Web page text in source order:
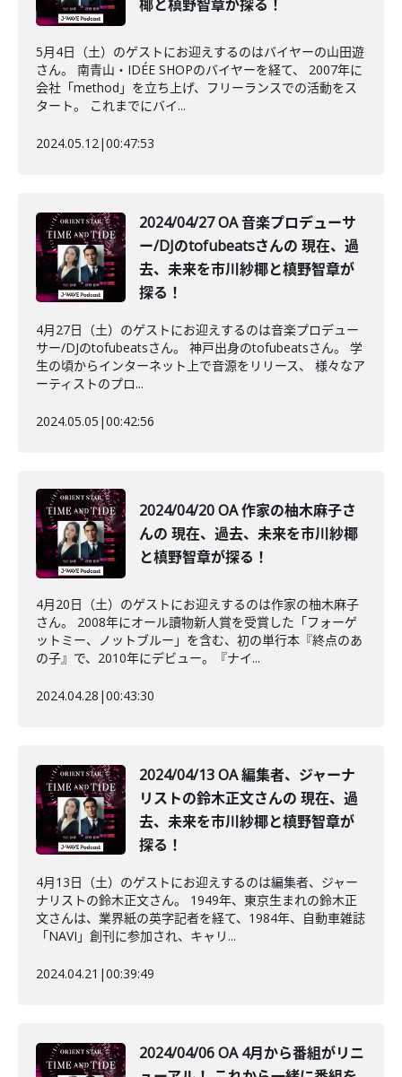
椰と槙野智章が探る！
5月4日（土）のゲストにお迎えするのはバイヤーの山田遊
さん。 南青山・IDÉE SHOPのバイヤーを経て、 2007年に
会社「method」を立ち上げ、フリーランスでの活動をス
タート。 これまでにバイ...
2024.05.12|00:47:53
2024/04/27 OA 音楽プロデューサ
ー/DJのtofubeatsさんの 現在、過
去、未来を市川紗椰と槙野智章が
探る！
4月27日（土）のゲストにお迎えするのは音楽プロデュー
サー/DJのtofubeatsさん。 神戸出身のtofubeatsさん。 学
生の頃からインターネット上で音源をリリース、 様々なア
ーティストのプロ...
2024.05.05 |00:42:56
2024/04/20 OA 作家の柚木麻子さ
んの 現在、過去、未来を市川紗椰
と槙野智章が探る！
4月20日（土）のゲストにお迎えするのは作家の柚木麻子
さん。 2008年にオール讀物新人賞を受賞した「フォーゲ
ットミー、ノットブルー」を含む、初の単行本『終点のあ
の子』で、2010年にデビュー。『ナイ...
2024.04.28 |00:43:30
2024/04/13 OA 編集者、ジャーナ
リストの鈴木正文さんの 現在、過
去、未来を市川紗椰と槙野智章が
探る！
4月13日（土）のゲストにお迎えするのは編集者、ジャー
ナリストの鈴木正文さん。 1949年、東京生まれの鈴木正
文さんは、業界紙の英字記者を経て、1984年、自動車雑誌
「NAVI」創刊に参加され、キャリ...
2024.04.21 |00:39:49
2024/04/06 OA 4月から番組がリニ